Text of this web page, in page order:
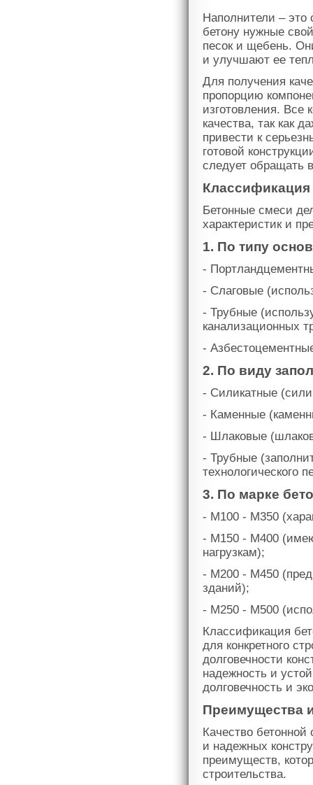
Наполнители –
бетону нужные
песок и щебень.
и улучшают ее
Для получения
пропорцию
изготовления. Все
качества, так как
привести к
готовой
следует обращать
Бетонные смеси
характеристик и
1. По типу
-
- Слаговые
- Трубные
канализационных
-
2. По виду
- Силикатные
- Каменные
- Шлаковые
- Трубные
технологического
3. По марке
- М100 - М350
- М150 - М400
нагрузкам);
- М200 - М450
зданий);
- М250 - М500
Классификация
для конкретного
долговечности
надежность и
долговечность и
Преимущества
Качество
и надежных
преимуществ,
строительства.